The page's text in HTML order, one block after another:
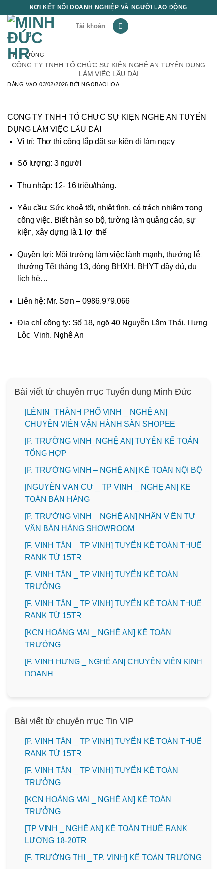
qua
dung
NƠI KẾT NỐI DOANH NGHIỆP VÀ NGƯỜI LAO ĐỘNG
Tài khoản
TIN THƯỜNG
CÔNG TY TNHH TỔ CHỨC SỰ KIỆN NGHỆ AN TUYỂN DỤNG
LÀM VIỆC LÂU DÀI
ĐĂNG VÀO03/02/2026 BỞINGOBAOHOA
CÔNG TY TNHH TỔ CHỨC SỰ KIỆN NGHỆ AN TUYỂN
DỤNG LÀM VIỆC LÂU DÀI
Vị trí: Thợ thi công lắp đặt sự kiện đi làm ngay
Số lượng: 3 người
Thu nhập: 12- 16 triệu/tháng.
Yêu cầu: Sức khoẻ tốt, nhiệt tình, có trách nhiệm trong
công việc. Biết hàn sơ bộ, tường làm quảng cáo, sự
kiện, xây dựng là 1 lợi thế
Quyền lợi: Môi trường làm việc lành mạnh, thưởng lễ,
thưởng Tết tháng 13, đóng BHXH, BHYT đầy đủ, du
lịch hè…
Liên hệ: Mr. Sơn – 0986.979.066
Địa chỉ công ty: Số 18, ngõ 40 Nguyễn Lâm Thái, Hưng
Lộc, Vinh, Nghệ An
Bài viết từ chuyên mục Tuyển dụng Minh Đức
️[LÊNIN_THÀNH PHỐ VINH _ NGHỆ AN]
CHUYÊN VIÊN VẬN HÀNH SÀN SHOPEE
[P. TRƯỜNG VINH_NGHỆ AN] TUYỂN KẾ TOÁN
TỔNG HỢP
[P. TRƯỜNG VINH – NGHỆ AN] KẾ TOÁN NỘI BỘ
[NGUYỄN VĂN CỪ _ TP VINH _ NGHỆ AN] KẾ
TOÁN BÁN HÀNG
[P. TRƯỜNG VINH _ NGHỆ AN] NHÂN VIÊN TƯ
VẤN BÁN HÀNG SHOWROOM
[P. VINH TÂN _ TP VINH] TUYỂN KẾ TOÁN THUẾ
RANK TỪ 15TR
[P. VINH TÂN _ TP VINH] TUYỂN KẾ TOÁN
TRƯỞNG
[P. VINH TÂN _ TP VINH] TUYỂN KẾ TOÁN THUẾ
RANK TỪ 15TR
️[KCN HOÀNG MAI _ NGHỆ AN] KẾ TOÁN
TRƯỞNG
️[P. VINH HƯNG _ NGHỆ AN] CHUYÊN VIÊN KINH
DOANH
Bài viết từ chuyên mục Tin VIP
[P. VINH TÂN _ TP VINH] TUYỂN KẾ TOÁN THUẾ
RANK TỪ 15TR
[P. VINH TÂN _ TP VINH] TUYỂN KẾ TOÁN
TRƯỞNG
️[KCN HOÀNG MAI _ NGHỆ AN] KẾ TOÁN
TRƯỞNG
[TP VINH _ NGHỆ AN] KẾ TOÁN THUẾ RANK
LƯƠNG 18-20TR
️[P. TRƯỜNG THI _ TP. VINH] KẾ TOÁN TRƯỞNG